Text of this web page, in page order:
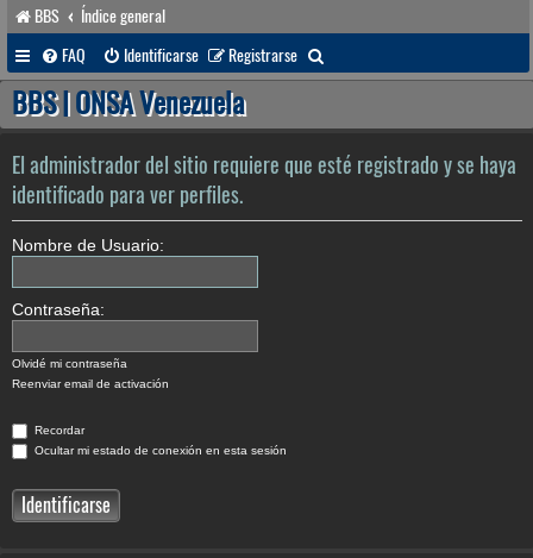
BBS
Índice general
FAQ
Identificarse Registrarse
u
r
BBS | ONSA Venezuela
El administrador del sitio requiere que esté registrado y se haya
identificado para ver perfiles.
Nombre de Usuario:
Contraseña:
Olvidé mi contraseña
Reenviar email de activación
Recordar
Ocultar mi estado de conexión en esta sesión